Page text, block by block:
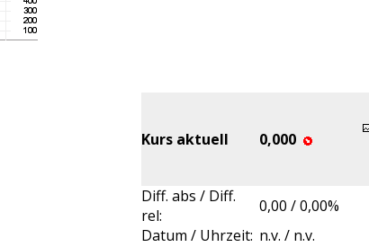
Kurs aktuell 0,000
Diff. abs / Diff.
rel:
0,00 / 0,00%
Datum / Uhrzeit: n.v. / n.v.